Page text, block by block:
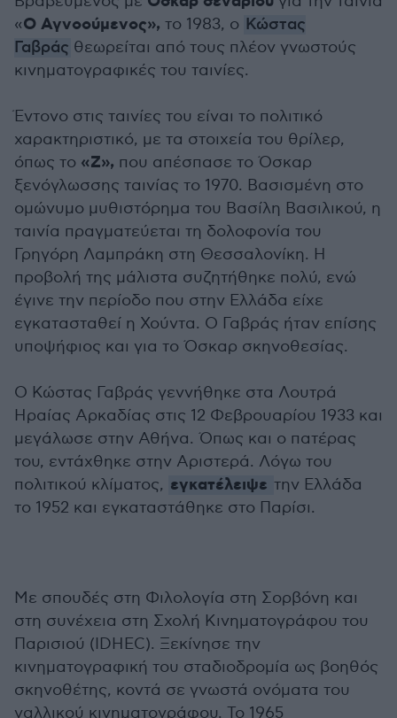
«Ο Αγνοούμενος», το 1983, ο Κώστας
Γαβράς θεωρείται από τους πλέον γνωστούς
κινηματογραφικές του ταινίες.
Έντονο στις ταινίες του είναι το πολιτικό
χαρακτηριστικό, με τα στοιχεία του θρίλερ,
όπως το «Ζ», που απέσπασε το Όσκαρ
ξενόγλωσσης ταινίας το 1970. Βασισμένη στο
ομώνυμο μυθιστόρημα του Βασίλη Βασιλικού, η
ταινία πραγματεύεται τη δολοφονία του
Γρηγόρη Λαμπράκη στη Θεσσαλονίκη. Η
προβολή της μάλιστα συζητήθηκε πολύ, ενώ
έγινε την περίοδο που στην Ελλάδα είχε
εγκατασταθεί η Χούντα. Ο Γαβράς ήταν επίσης
υποψήφιος και για το Όσκαρ σκηνοθεσίας.
Ο Κώστας Γαβράς γεννήθηκε στα Λουτρά
Ηραίας Αρκαδίας στις 12 Φεβρουαρίου 1933 και
μεγάλωσε στην Αθήνα. Όπως και ο πατέρας
του, εντάχθηκε στην Αριστερά. Λόγω του
πολιτικού κλίματος, εγκατέλειψε την Ελλάδα
το 1952 και εγκαταστάθηκε στο Παρίσι.
Με σπουδές στη Φιλολογία στη Σορβόνη και
στη συνέχεια στη Σχολή Κινηματογράφου του
Παρισιού (IDHEC). Ξεκίνησε την
κινηματογραφική του σταδιοδρομία ως βοηθός
σκηνοθέτης, κοντά σε γνωστά ονόματα του
γαλλικού κινηματογράφου. Το 1965